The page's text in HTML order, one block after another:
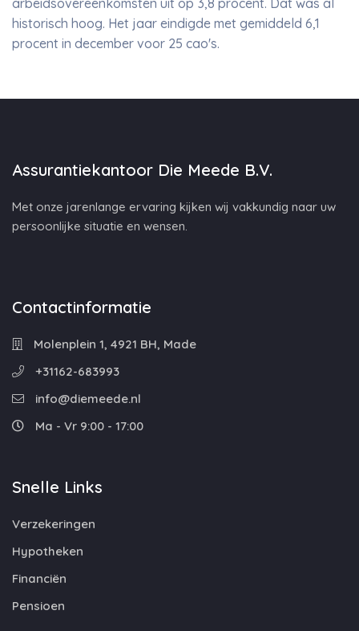
arbeidsovereenkomsten uit op 3,8 procent. Dat was al
historisch hoog. Het jaar eindigde met gemiddeld 6,1
procent in december voor 25 cao's.
Assurantiekantoor Die Meede B.V.
Met onze jarenlange ervaring kijken wij vakkundig naar uw
persoonlijke situatie en wensen.
Contactinformatie
Molenplein 1, 4921 BH, Made
+31162-683993
info@diemeede.nl
Ma - Vr 9:00 - 17:00
Snelle Links
Verzekeringen
Hypotheken
Financiën
Pensioen